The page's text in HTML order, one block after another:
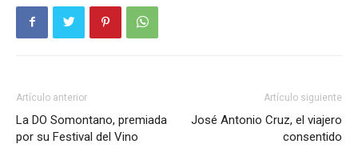
Artículo anterior
La DO Somontano, premiada
por su Festival del Vino
Artículo siguiente
José Antonio Cruz, el viajero
consentido